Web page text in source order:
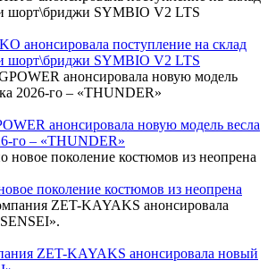
анонсировала поступление на склад
шорт\бриджи SYMBIO V2 LTS
анонсировала новую модель весла
го – «THUNDER»
поколение костюмов из неопрена
ZET-KAYAKS анонсировала новый